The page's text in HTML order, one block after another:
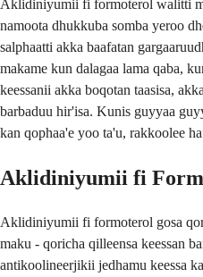
Aklidiniyumii fi formoterol walitti
namoota dhukkuba somba yeroo
salphaatti akka baafatan
makame kun dalagaa lama qaba,
keessanii akka boqotan taasisa,
barbaduu hir'isa. Kunis guyyaa
kan qophaa'e yoo ta'u, rakkoolee
Aklidiniyumii fi
Aklidiniyumii fi formoterol gosa
maku - qoricha qilleensa keessan
antikoolineerjikii jedhamu keessa